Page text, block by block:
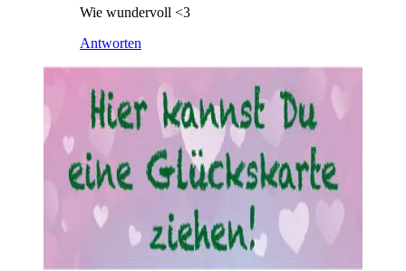
Wie wundervoll <3
Antworten